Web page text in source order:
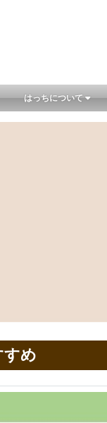
はっちについて
すめ